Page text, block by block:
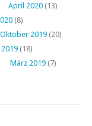
April 2020 (13)
(8)
Oktober 2019 (20)
2019 (18)
März 2019 (7)